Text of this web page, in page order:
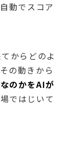
動でスコア
からどのよ
の動きから
のかをAIが
ではじいて